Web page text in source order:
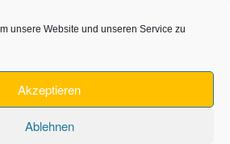
unsere Website und unseren Service zu
Akzeptieren
Ablehnen
Impressum
Datenschutz
(EU)
Moving Company Berlin (English)